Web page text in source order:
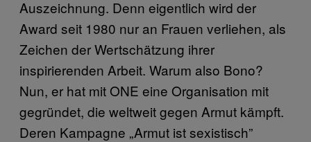
Auszeichnung. Denn eigentlich wird der
Award seit 1980 nur an Frauen verliehen, als
Zeichen der Wertschätzung ihrer
inspirierenden Arbeit. Warum also Bono?
Nun, er hat mit ONE eine Organisation mit
gegründet, die weltweit gegen Armut kämpft.
Deren Kampagne „Armut ist sexistisch”